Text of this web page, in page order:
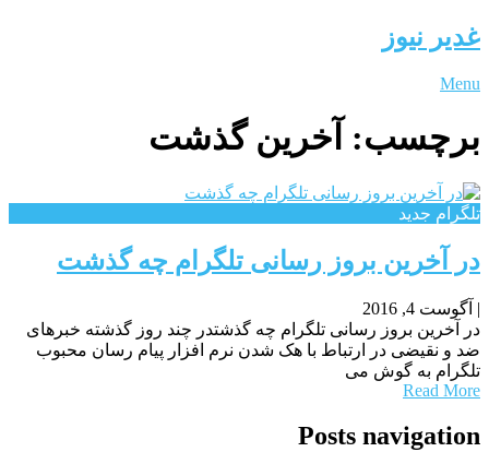
غدیر نیوز
Menu
برچسب: آخرین گذشت
تلگرام جدید
در آخرین بروز رسانی تلگرام چه گذشت
| آگوست 4, 2016
در آخرین بروز رسانی تلگرام چه گذشتدر چند روز گذشته خبرهای
ضد و نقیضی در ارتباط با هک شدن نرم افزار پیام رسان محبوب
تلگرام به گوش می
Read More
Posts navigation